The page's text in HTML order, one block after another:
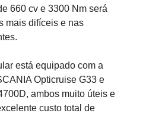
660 cv e 3300 Nm será
mais difíceis e nas
está equipado com a
Opticruise G33 e
ambos muito úteis e
custo total de